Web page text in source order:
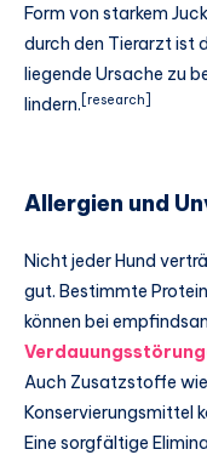
Form von starkem
durch den Tierarzt ist
liegende Ursache zu
lindern. [research]
Allergien und
Nicht jeder Hund
gut. Bestimmte
können bei
Auch Zusatzstoffe
Konservierungsmittel
Eine sorgfältige